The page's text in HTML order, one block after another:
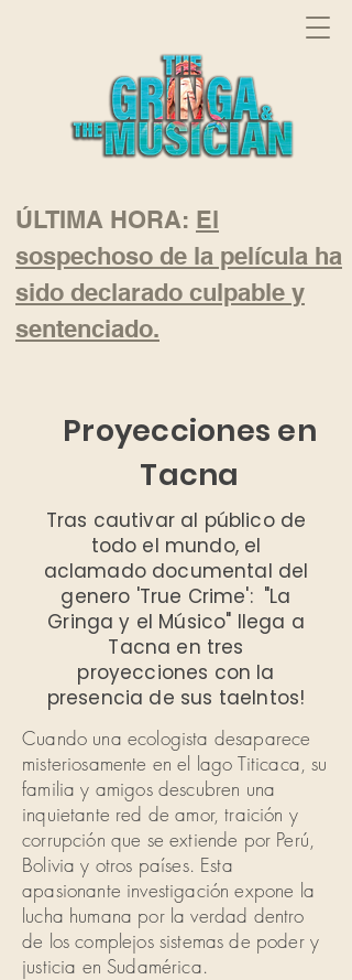
ÚLTIMA HORA: El
sospechoso de la película ha
sido declarado culpable y
sentenciado.
Proyecciones en
Tacna
Tras cautivar al público de
todo el mundo, el
aclamado documental del
genero 'True Crime': "La
Gringa y el Músico" llega a
Tacna en tres
proyecciones con la
presencia de sus taelntos!
Cuando una ecologista desaparece
misteriosamente en el lago Titicaca, su
familia y amigos descubren una
inquietante red de amor, traición y
corrupción que se extiende por Perú,
Bolivia y otros países. Esta
apasionante investigación expone la
lucha humana por la verdad dentro
de los complejos sistemas de poder y
justicia en Sudamérica.